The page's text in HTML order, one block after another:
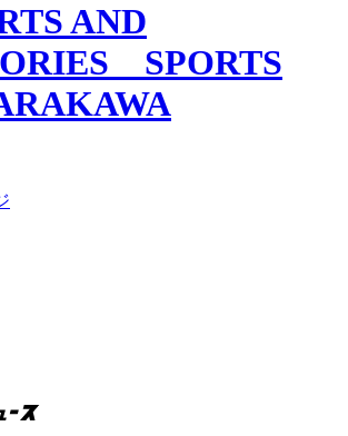
AND
SPORTS